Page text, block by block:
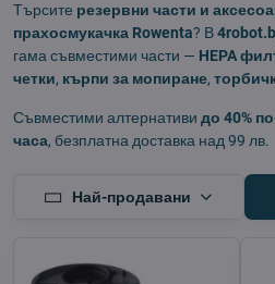
Търсите резервни части и
прахосмукачка Rowenta? В
гама съвместими части — HEPA
четки, кърпи за мопиране,
Съвместими алтернативи до 40%
часа, безплатна доставка над 99 лв.
Най-продавани